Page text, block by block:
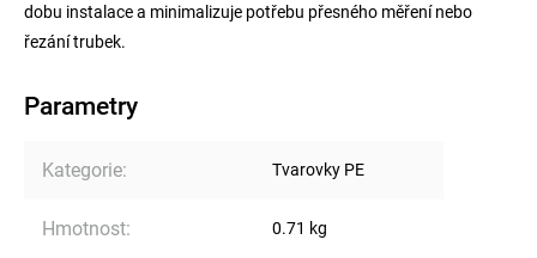
dobu instalace a minimalizuje potřebu přesného měření nebo
řezání trubek.
Parametry
Kategorie: Tvarovky PE
Hmotnost: 0.71 kg